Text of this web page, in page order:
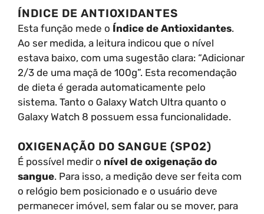
ÍNDICE DE ANTIOXIDANTES
Esta função mede o Índice de Antioxidantes.
Ao ser medida, a leitura indicou que o nível
estava baixo, com uma sugestão clara: “Adicionar
2/3 de uma maçã de 100g”. Esta recomendação
de dieta é gerada automaticamente pelo
sistema. Tanto o Galaxy Watch Ultra quanto o
Galaxy Watch 8 possuem essa funcionalidade.
OXIGENAÇÃO DO SANGUE (SPO2)
É possível medir o nível de oxigenação do
sangue. Para isso, a medição deve ser feita com
o relógio bem posicionado e o usuário deve
permanecer imóvel, sem falar ou se mover, para